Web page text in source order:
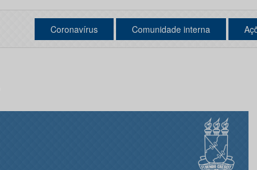
Coronavírus Comunidade interna